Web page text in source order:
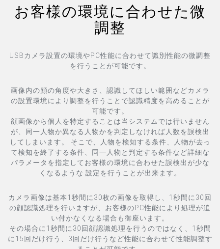
お客様の環境に合わせた微
調整
USBカメラ設置の環境やPC性能に合わせて識別性能の微調整
を行うことが可能です。
画像内の顔の角度や大きさ、認識してほしい範囲などカメラ
の設置環境により調整を行うことで認識精度を高めることが
可能です。
顔画像から個人を特定することは当システムでは行いません
が、同一人物か異なる人物かを判定しなければ人数を誤検出
してしまいます。 そこで、人物を検知する条件、人物が去っ
て検知を終了する条件、同一人物と判定する条件など詳細な
パラメータを指定してお客様の環境に合わせた誤検出が少な
くなるような 設定を行うことが出来ます。
カメラ画像は基本1秒間に30枚の画像を取得し、1秒間に30回
の顔認識処理を行いますが、お客様のPC性能により処理が追
い付かなくなる場合も御座います。
その場合に1秒間に30回顔認識処理を行うのではなく、1秒間
に15回だけ行う、3回だけ行うなど性能に合わせて性能調整す